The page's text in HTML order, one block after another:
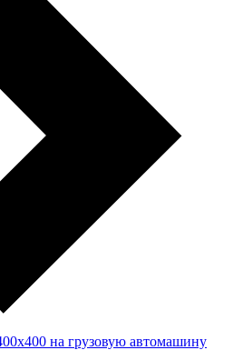
на грузовую автомашину